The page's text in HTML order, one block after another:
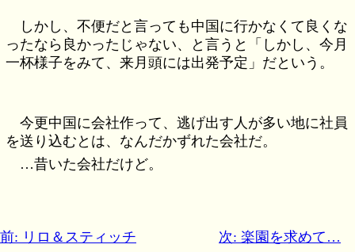
しかし、不便だと言っても中国に行かなくて良くな
ったなら良かったじゃない、と言うと「しかし、今月
一杯様子をみて、来月頭には出発予定」だという。
今更中国に会社作って、逃げ出す人が多い地に社員
を送り込むとは、なんだかずれた会社だ。
…昔いた会社だけど。
前: リロ＆スティッチ 次: 楽園を求めて…